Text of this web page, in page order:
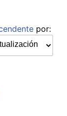
por: